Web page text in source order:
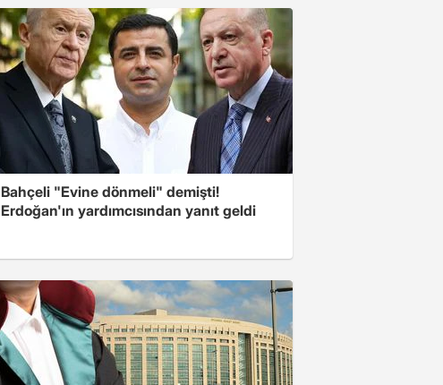
Bahçeli "Evine dönmeli" demişti!
Erdoğan'ın yardımcısından yanıt geldi